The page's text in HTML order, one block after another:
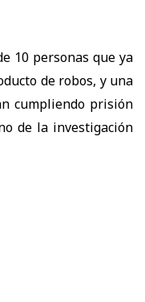
10 personas que ya
de robos, y una
cumpliendo prisión
de la investigación